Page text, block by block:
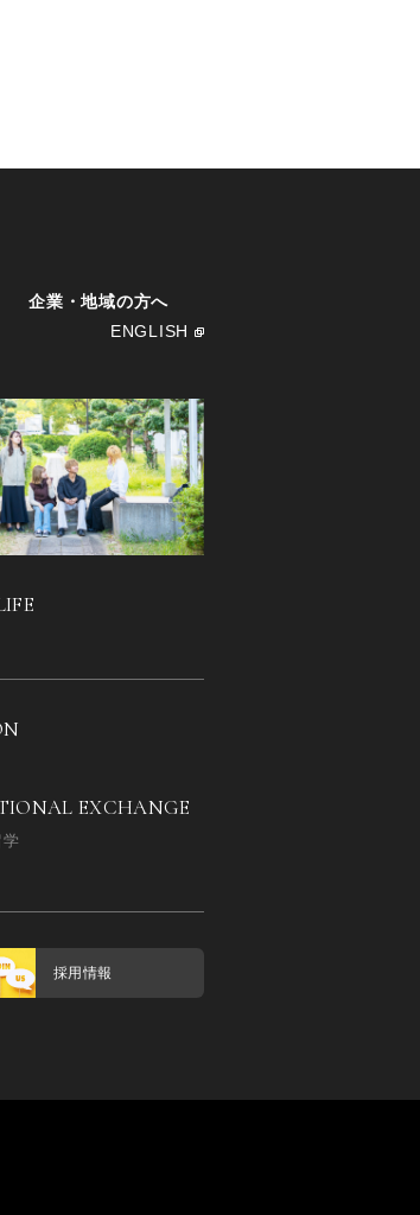
企業・地域の方へ
ENGLISH
EXCHANGE
学
採用情報